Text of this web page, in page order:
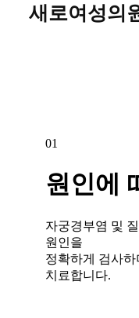
새로여성의
01
원인에
자궁경부염 및
원인을
정확하게 검사하
치료합니다.